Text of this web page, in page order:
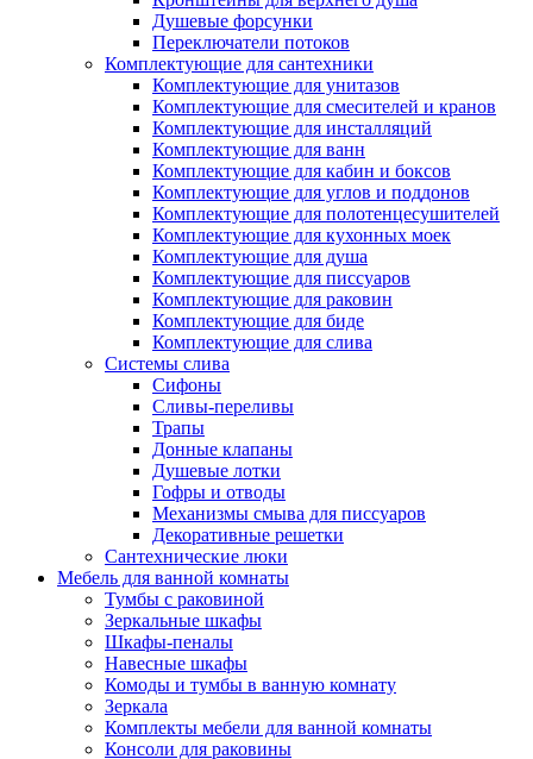
Душевые форсунки
Переключатели потоков
Комплектующие для сантехники
Комплектующие для унитазов
Комплектующие для смесителей и кранов
Комплектующие для инсталляций
Комплектующие для ванн
Комплектующие для кабин и боксов
Комплектующие для углов и поддонов
Комплектующие для полотенцесушителей
Комплектующие для кухонных моек
Комплектующие для душа
Комплектующие для писсуаров
Комплектующие для раковин
Комплектующие для биде
Комплектующие для слива
Системы слива
Сифоны
Сливы-переливы
Трапы
Донные клапаны
Душевые лотки
Гофры и отводы
Механизмы смыва для писсуаров
Декоративные решетки
Сантехнические люки
Мебель для ванной комнаты
Тумбы с раковиной
Зеркальные шкафы
Шкафы-пеналы
Навесные шкафы
Комоды и тумбы в ванную комнату
Зеркала
Комплекты мебели для ванной комнаты
Консоли для раковины